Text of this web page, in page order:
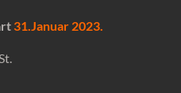
31.Januar 2023.